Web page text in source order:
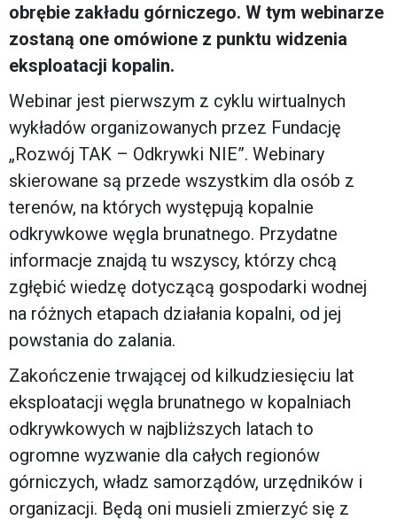
obrębie zakładu górniczego. W tym webinarze
zostaną one omówione z punktu widzenia
eksploatacji kopalin.
Webinar jest pierwszym z cyklu wirtualnych
wykładów organizowanych przez Fundację
„Rozwój TAK – Odkrywki NIE”. Webinary
skierowane są przede wszystkim dla osób z
terenów, na których występują kopalnie
odkrywkowe węgla brunatnego. Przydatne
informacje znajdą tu wszyscy, którzy chcą
zgłębić wiedzę dotyczącą gospodarki wodnej
na różnych etapach działania kopalni, od jej
powstania do zalania.
Zakończenie trwającej od kilkudziesięciu lat
eksploatacji węgla brunatnego w kopalniach
odkrywkowych w najbliższych latach to
ogromne wyzwanie dla całych regionów
górniczych, władz samorządów, urzędników i
organizacji. Będą oni musieli zmierzyć się z